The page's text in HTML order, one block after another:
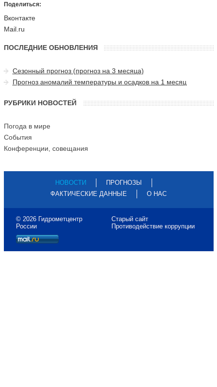
Поделиться:
Вконтакте
Mail.ru
ПОСЛЕДНИЕ ОБНОВЛЕНИЯ
Сезонный прогноз (прогноз на 3 месяца)
Прогноз аномалий температуры и осадков на 1 месяц
РУБРИКИ НОВОСТЕЙ
Погода в мире
События
Конференции, совещания
НОВОСТИ
ПРОГНОЗЫ
ФАКТИЧЕСКИЕ ДАННЫЕ
О НАС
© 2026 Гидрометцентр
России
Старый сайт
Противодействие коррупции